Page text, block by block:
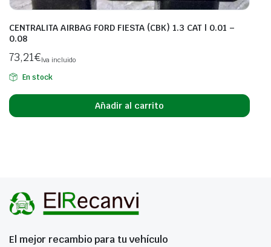
CENTRALITA AIRBAG FORD FIESTA (CBK) 1.3 CAT | 0.01 –
0.08
73,21€Iva incluido
En stock
Añadir al carrito
El mejor recambio para tu vehículo